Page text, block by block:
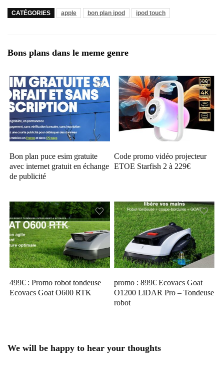
CATÉGORIES apple bon plan ipod ipod touch
Bons plans dans le meme genre
Bon plan puce esim gratuite
avec internet gratuit en échange
de publicité
Code promo vidéo projecteur
ETOE Starfish 2 à 229€
499€ : Promo robot tondeuse
Ecovacs Goat O600 RTK
promo : 899€ Ecovacs Goat
O1200 LiDAR Pro – Tondeuse
robot
We will be happy to hear your thoughts